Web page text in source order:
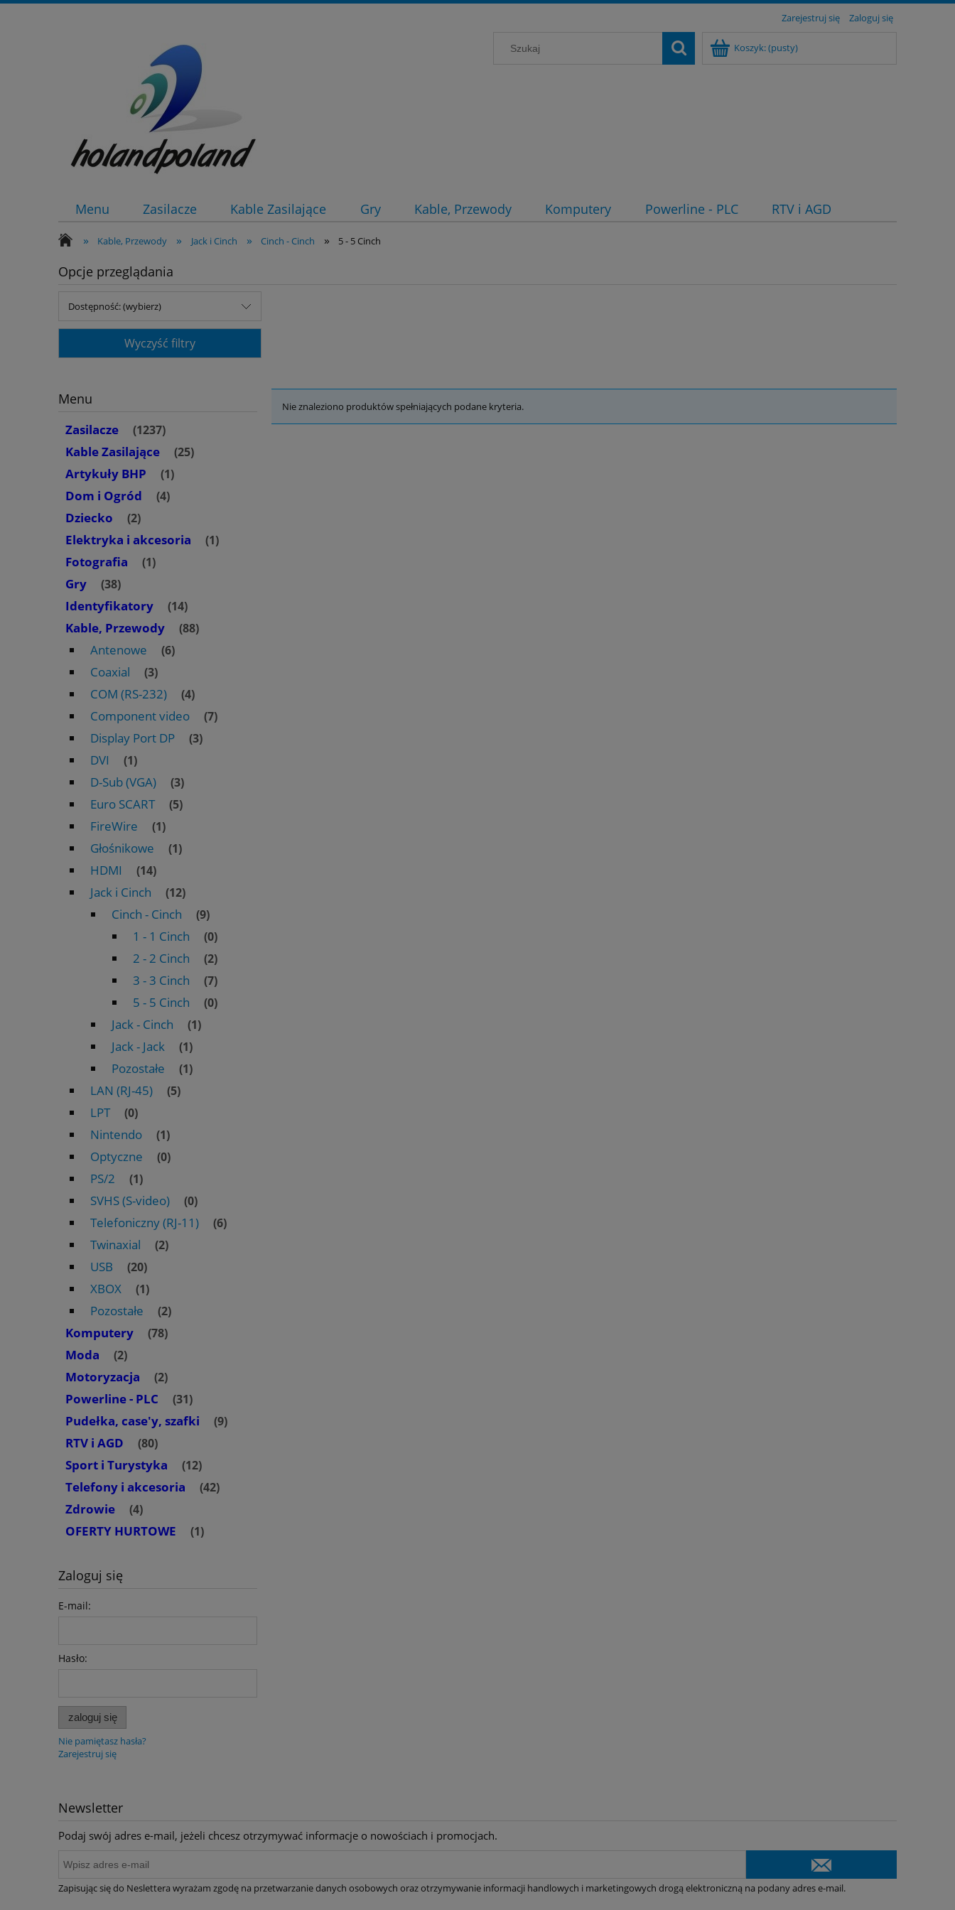
Zarejestruj się Zaloguj się
Koszyk:(pusty)
Menu Zasilacze Kable Zasilające Gry Kable, Przewody Komputery Powerline - PLC RTV i AGD
» Kable, Przewody » Jack i Cinch » Cinch - Cinch » 5 - 5 Cinch
Opcje przeglądania
Dostępność: (wybierz)
Wyczyść filtry
Menu
Zasilacze
(1237)
Kable Zasilające (25)
Artykuły BHP (1)
Dom i Ogród (4)
Dziecko (2)
Elektryka i akcesoria (1)
Fotografia (1)
Gry (38)
Identyfikatory (14)
Kable, Przewody (88)
Antenowe (6)
Coaxial (3)
COM (RS-232) (4)
Component video (7)
Display Port DP (3)
DVI (1)
D-Sub (VGA) (3)
Euro SCART (5)
FireWire (1)
Głośnikowe (1)
HDMI (14)
Jack i Cinch (12)
Cinch - Cinch (9)
1 - 1 Cinch (0)
2 - 2 Cinch (2)
3 - 3 Cinch (7)
5 - 5 Cinch (0)
Jack - Cinch (1)
Jack - Jack (1)
Pozostałe (1)
LAN (RJ-45) (5)
LPT (0)
Nintendo (1)
Optyczne (0)
PS/2 (1)
SVHS (S-video) (0)
Telefoniczny (RJ-11) (6)
Twinaxial (2)
USB (20)
XBOX (1)
Pozostałe (2)
Komputery (78)
Moda (2)
Motoryzacja (2)
Powerline - PLC (31)
Pudełka, case'y, szafki (9)
RTV i AGD (80)
Sport i Turystyka (12)
Telefony i akcesoria (42)
Zdrowie (4)
OFERTY HURTOWE (1)
Zaloguj się
E-mail:
Hasło:
zaloguj się
Nie pamiętasz hasła?
Zarejestruj się
Nie znaleziono produktów spełniających podane kryteria.
Newsletter
Podaj swój adres e-mail, jeżeli chcesz otrzymywać informacje o nowościach i promocjach.
Zapisując się do Neslettera wyrażam zgodę na przetwarzanie danych osobowych oraz otrzymywanie informacji handlowych i marketingowych drogą elektroniczną na podany adres e-mail.